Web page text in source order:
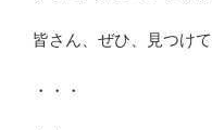
皆さん、ぜひ、見つけ
・・・